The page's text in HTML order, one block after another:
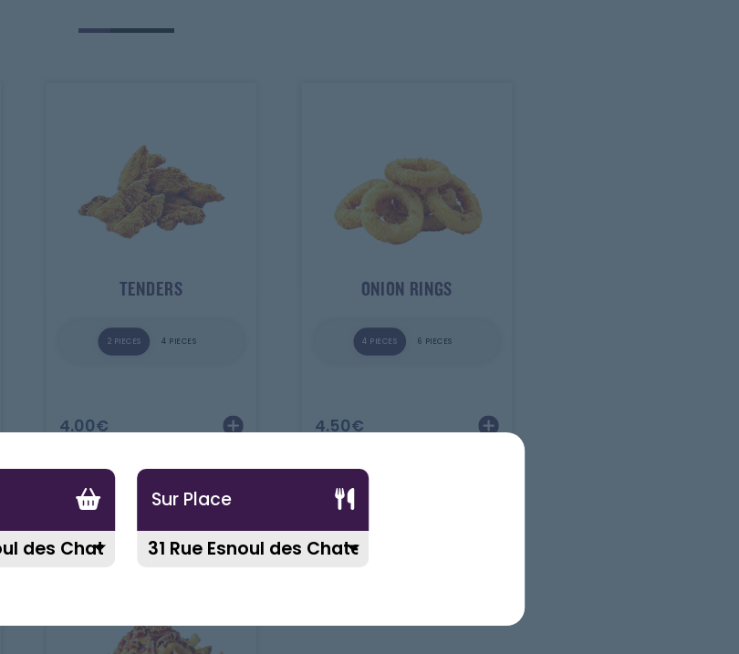
TENDERS
2 PIECES 4 PIECES
4.00€
ONION RINGS
4 PIECES 6 PIECES
4.50€
Sur Place